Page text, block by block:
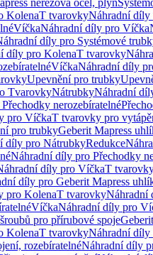
nerezová ocel, plyn
KolenaT tvarovkyNáhradní
VíčkaNáhradní díly pro Víčka
díly pro Systémové
díly pro KolenaT tvarovky
VíčkaNáhradní díly
Upevnění pro trubky
TvarovkyNátrubkyNáhradní
nerozebíratelné
pro VíčkaT tvarovky pro
pro trubkyGeberit Mapress
díly pro NátrubkyRedukce
Náhradní díly pro Přechodky
díly pro VíčkaT
díly pro Geberit Mapress
pro KolenaT tvarovkyNáhradní
VíčkaNáhradní díly pro
pro přírubové spoje
KolenaT tvarovkyNáhradní
rozebíratelnéNáhradní díly